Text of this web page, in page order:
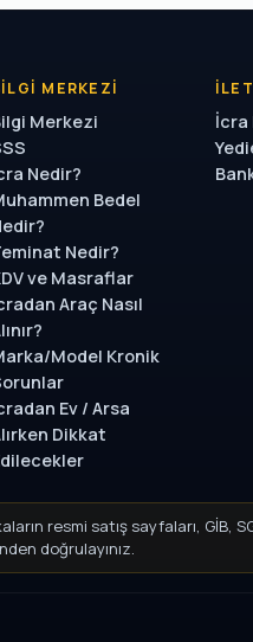
MERKEZI
Merkezi
Nedir?
Bedel
Nedir?
ve Masraflar
Araç Nasıl
Model Kronik
Ev / Arsa
Dikkat
İcra
resmi satış sayfaları,
doğrulayınız.